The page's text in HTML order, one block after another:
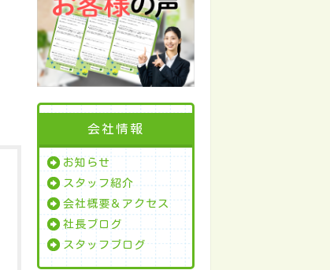
会社情報
お知らせ
スタッフ紹介
会社概要＆アクセス
社長ブログ
スタッフブログ